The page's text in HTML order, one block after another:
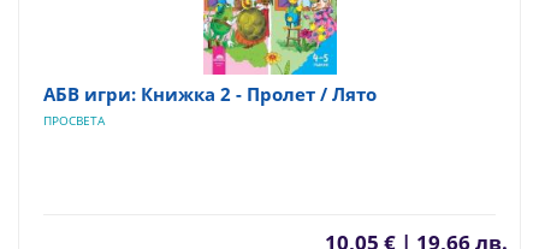
АБВ игри: Книжка 2 - Пролет / Лято
ПРОСВЕТА
10,05 € | 19,66 лв.